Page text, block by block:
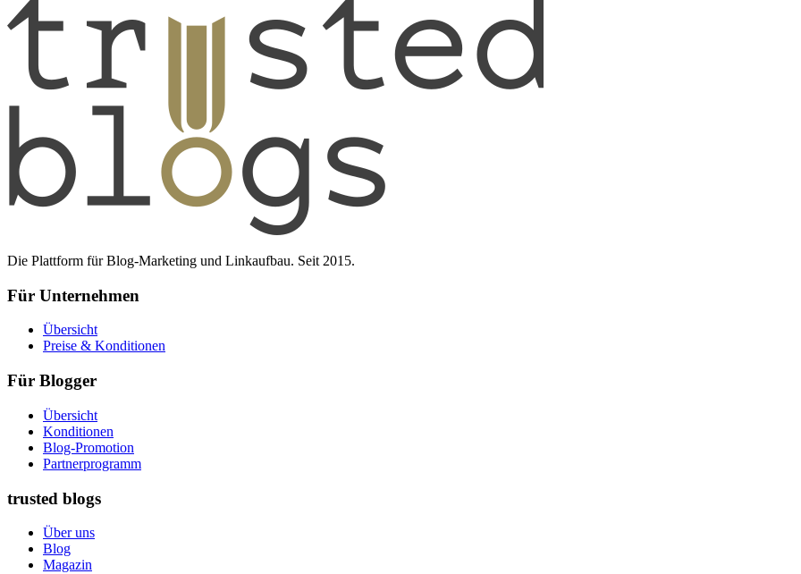
Die Plattform für Blog-Marketing und Linkaufbau. Seit 2015.
Für Unternehmen
Übersicht
Preise & Konditionen
Für Blogger
Übersicht
Konditionen
Blog-Promotion
Partnerprogramm
trusted blogs
Über uns
Blog
Magazin